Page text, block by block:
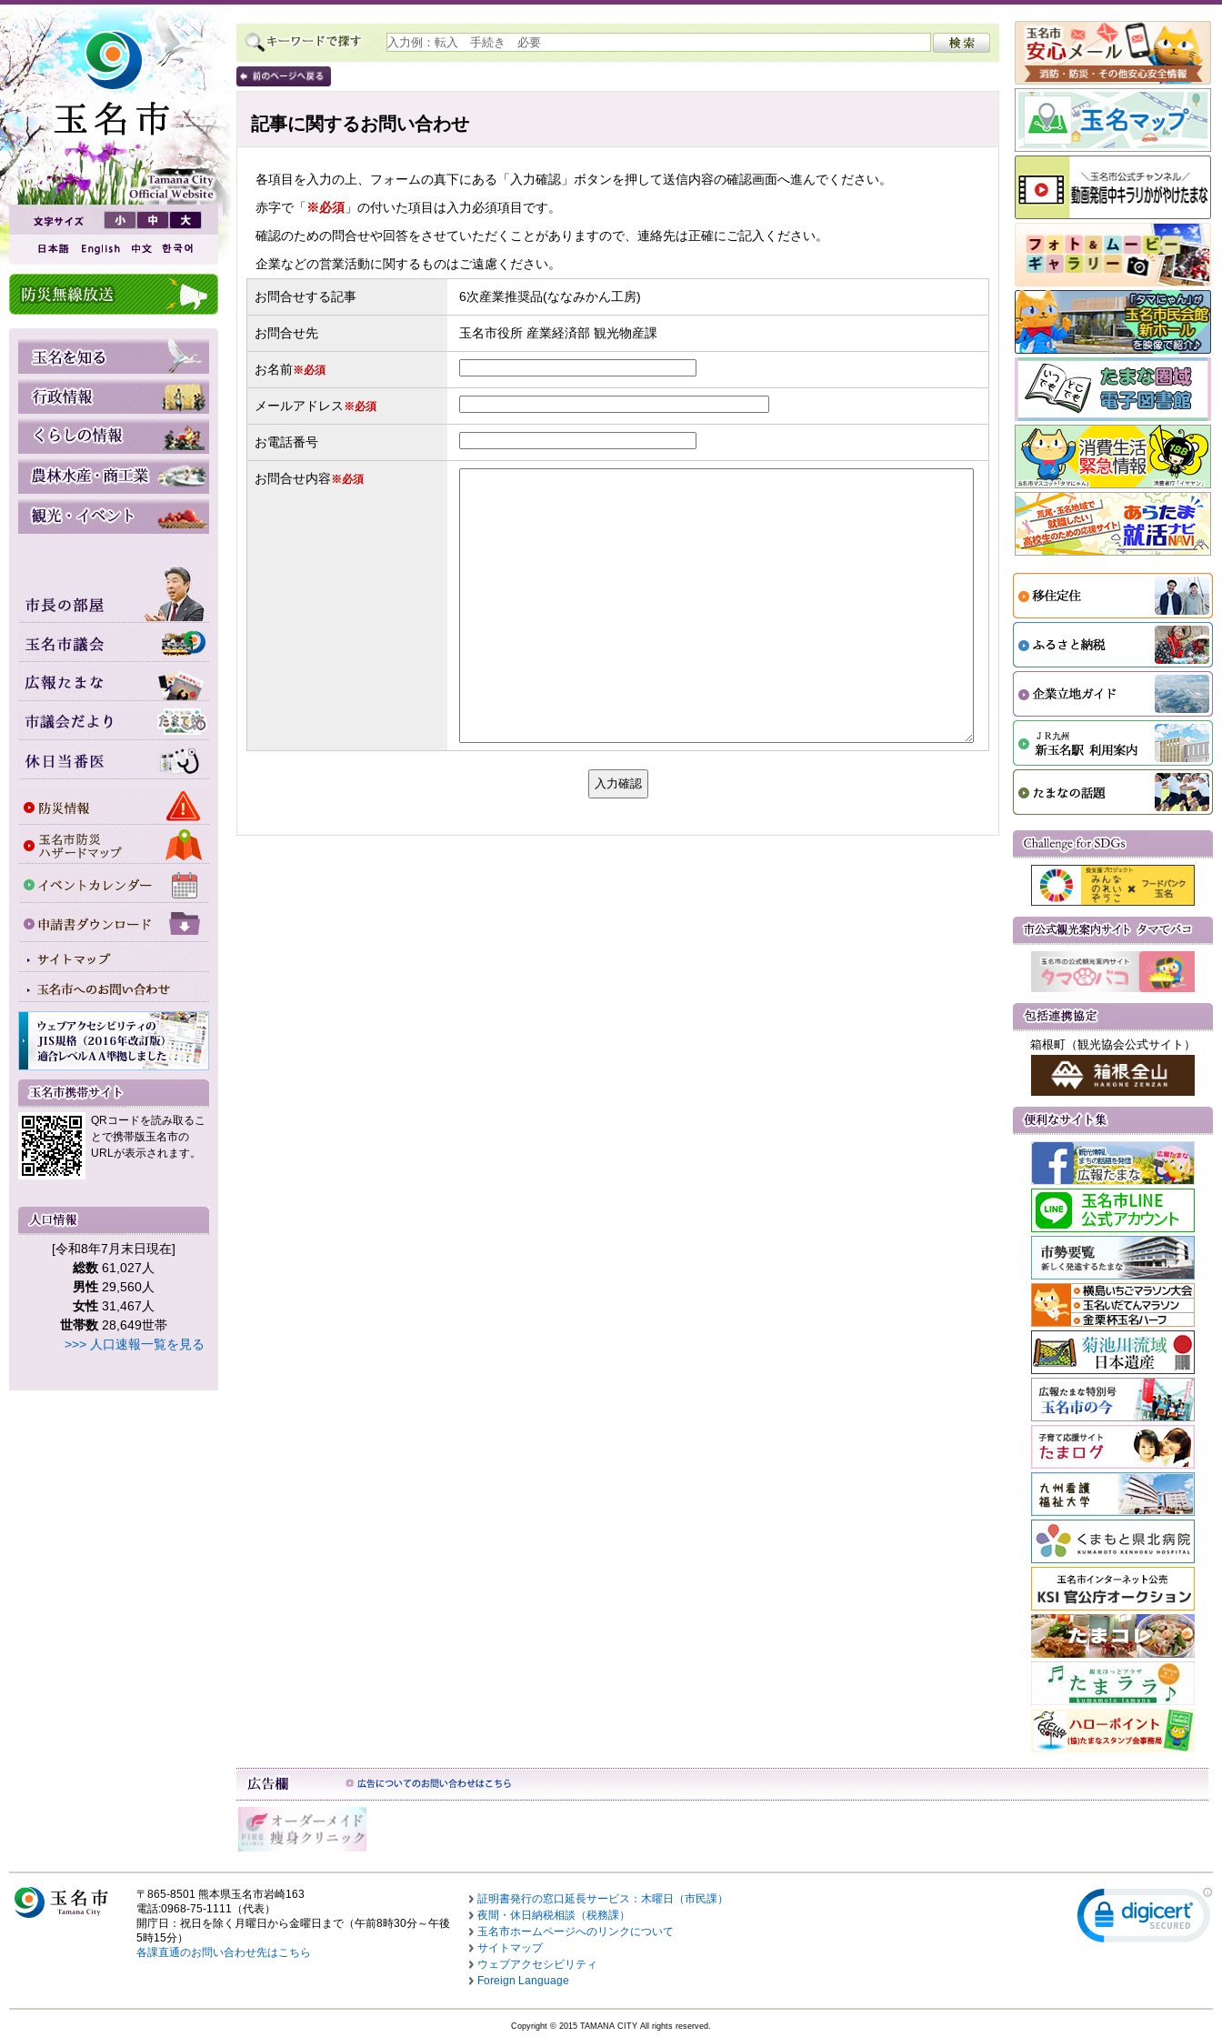
QRコードを読み取るこ
とで携帯版玉名市の
URLが表示されます。
[令和8年7月末日現在]
総数 61,027人
男性 29,560人
女性 31,467人
世帯数 28,649世帯
>>> 人口速報一覧を見る
記事に関するお問い合わせ
各項目を入力の上、フォームの真下にある「入力確認」ボタンを押して送信内容の確認画面へ進んでください。
赤字で「 ※必須 」の付いた項目は入力必須項目です。
確認のための問合せや回答をさせていただくことがありますので、連絡先は正確にご記入ください。
企業などの営業活動に関するものはご遠慮ください。
お問合せする記事 6次産業推奨品(ななみかん工房)
お問合せ先 玉名市役所 産業経済部 観光物産課
お名前※必須
メールアドレス ※必須
お電話番号
お問合せ内容※必須
箱根町（観光協会公式サイト）
〒865-8501 熊本県玉名市岩崎163
電話:0968-75-1111（代表）
開庁日：祝日を除く月曜日から金曜日まで（午前8時30分～午後
5時15分）
各課直通のお問い合わせ先はこちら
証明書発行の窓口延長サービス：木曜日（市民課）
夜間・休日納税相談（税務課）
玉名市ホームページへのリンクについて
サイトマップ
ウェブアクセシビリティ
Foreign Language
Copyright © 2015 TAMANA CITY All rights reserved.